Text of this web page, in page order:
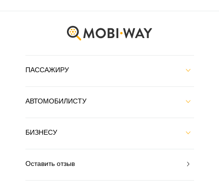
ПАССАЖИРУ
АВТОМОБИЛИСТУ
БИЗНЕСУ
Оставить отзыв